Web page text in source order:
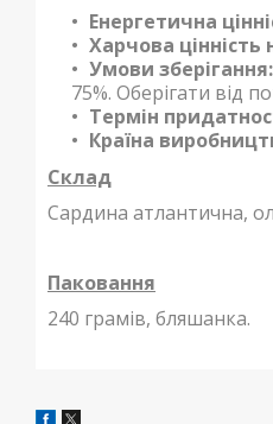
Енергетична
Харчова цінність
Умови зберігання:
75%. Оберігати від
Термін
Країна
Склад
Сардина атлантична,
Паковання
240 грамів, бляшанка.